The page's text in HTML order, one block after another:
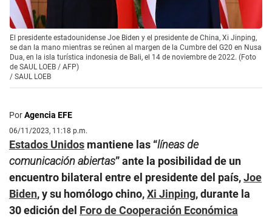
El presidente estadounidense Joe Biden y el presidente de China, Xi Jinping,
se dan la mano mientras se reúnen al margen de la Cumbre del G20 en Nusa
Dua, en la isla turística indonesia de Bali, el 14 de noviembre de 2022. (Foto
de SAUL LOEB / AFP)
/ SAUL LOEB
PorAgencia EFE
06/11/2023, 11:18 p.m.
Estados Unidos mantiene las “líneas de
comunicación abiertas” ante la posibilidad de un
encuentro bilateral entre el presidente del país,Joe
Biden, y su homólogo chino,Xi Jinping, durante la
30 edición del Foro de Cooperación Económica